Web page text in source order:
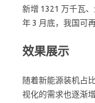
新增 1321 万千瓦
年 3 月底，我国可
效果展示
随着新能源装机占
视化的需求也逐渐